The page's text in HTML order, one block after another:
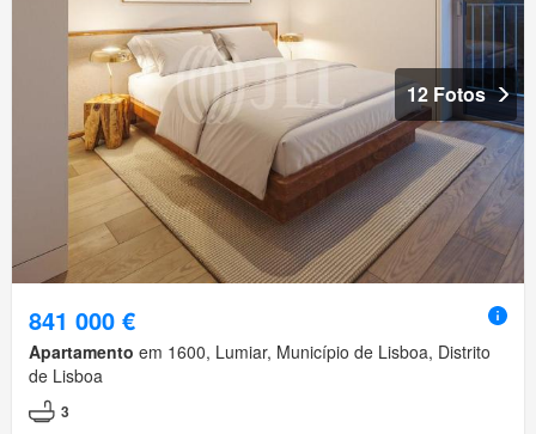
12 Fotos
841 000 €
Apartamento em 1600, Lumiar, Município de Lisboa, Distrito
de Lisboa
3